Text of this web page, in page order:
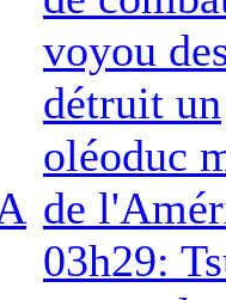
voyou
détruit un
oléoduc
de
03h29: